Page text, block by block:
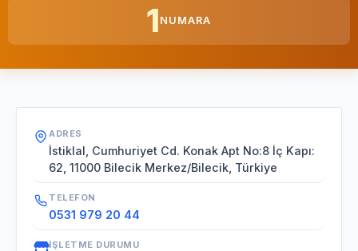
1 NUMARA
ADRES
İstiklal, Cumhuriyet Cd. Konak Apt No:8 İç Kapı:
62, 11000 Bilecik Merkez/Bilecik, Türkiye
TELEFON
0531 979 20 44
İŞLETME DURUMU